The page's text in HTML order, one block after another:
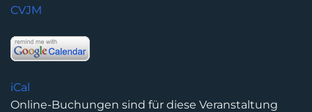
CVJM
iCal
Online-Buchungen sind für diese Veranstaltung